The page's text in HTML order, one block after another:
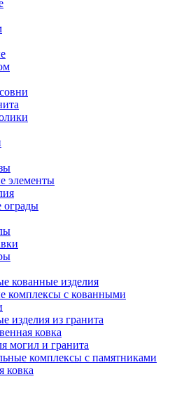
элементы
ограды
кованные изделия
комплексы с кованными
изделия из гранита
ковка
могил и гранита
комплексы с памятниками
ковка